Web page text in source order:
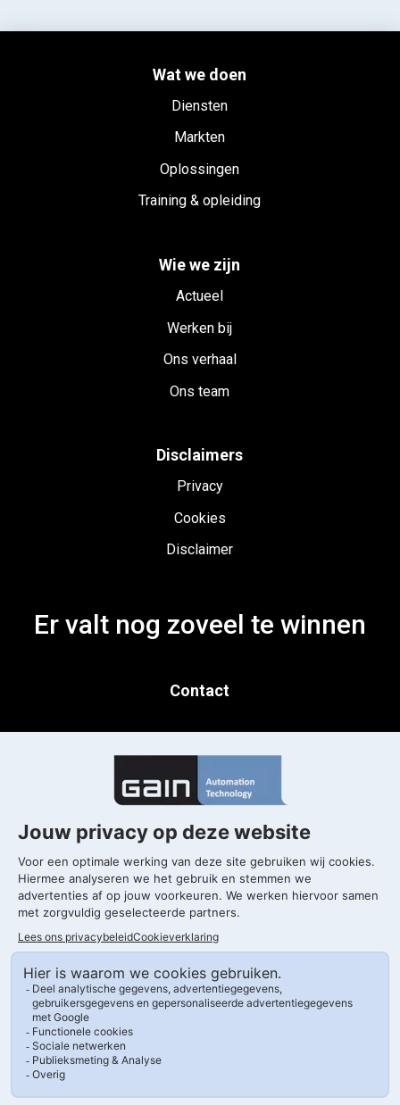
Wat we doen
Diensten
Markten
Oplossingen
Training & opleiding
Wie we zijn
Actueel
Werken bij
Ons verhaal
Ons team
Disclaimers
Privacy
Cookies
Disclaimer
Er valt nog zoveel te winnen
Contact
T. 0183 820 300
Kleine Landtong 29
4201 HL Gorinchem
Drachten
T. 0183 820 300
Morrapark, Morra 2-5